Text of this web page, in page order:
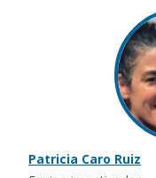
Patricia Caro Ruiz